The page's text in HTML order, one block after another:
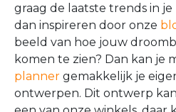
graag de laatste trends in je
dan inspireren door onze
beeld van hoe jouw
komen te zien? Dan kan je
planner gemakkelijk je
ontwerpen. Dit ontwerp